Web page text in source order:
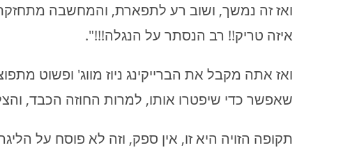
ואז זה נמשך, ושוב רע לתפארת, והמחשבה
איזה טריק!! רב הנסתר על הנגלה!!!".
ואז אתה מקבל את הברייקינג ניוז מווג' ופשוט
שאפשר כדי שיפטרו אותו, למרות החוזה הכבד,
תקופה הזויה היא זו, אין ספק, וזה לא פוסח על